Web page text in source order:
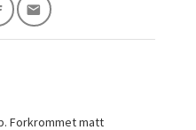
Forkrommet matt